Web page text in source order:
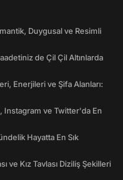
Duygusal ve Resimli
de Çil Çil Altınlarda
Enerjileri ve Şifa Alanları:
Instagram ve Twitter'da En
Hayatta En Sık
ve Kız Tavlası Diziliş Şekilleri